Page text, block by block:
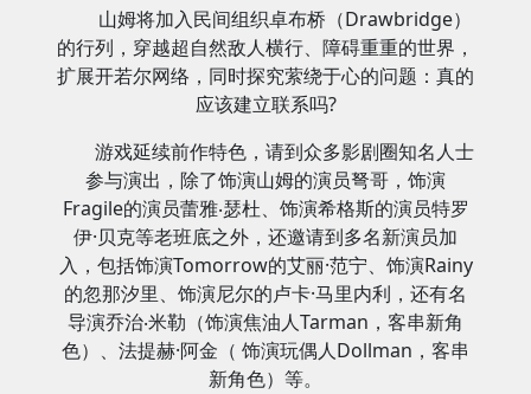
山姆将加入民间组织卓布桥（Drawbridge）
的行列，穿越超自然敌人横行、障碍重重的世界，
扩展开若尔网络，同时探究萦绕于心的问题：真的
应该建立联系吗?
游戏延续前作特色，请到众多影剧圈知名人士
参与演出，除了饰演山姆的演员弩哥，饰演
Fragile的演员蕾雅‧瑟杜、饰演希格斯的演员特罗
伊·贝克等老班底之外，还邀请到多名新演员加
入，包括饰演Tomorrow的艾丽·范宁、饰演Rainy
的忽那汐里、饰演尼尔的卢卡·马里内利，还有名
导演乔治‧米勒（饰演焦油人Tarman，客串新角
色）、法提赫·阿金（ 饰演玩偶人Dollman，客串
新角色）等。